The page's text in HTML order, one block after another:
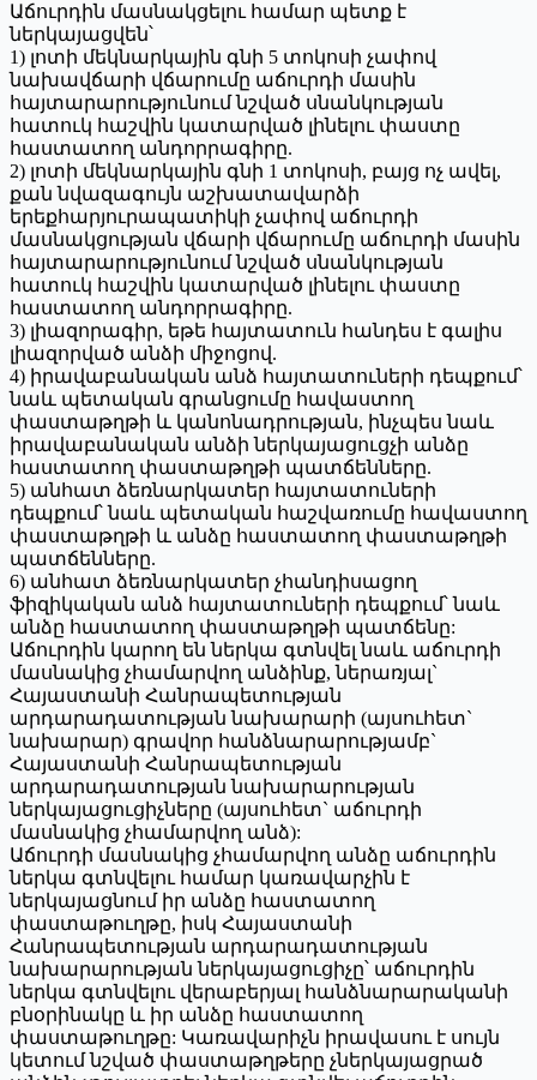
Աճուրդին մասնակցելու համար պետք է
ներկայացվեն՝
1) լոտի մեկնարկային գնի 5 տոկոսի չափով
նախավճարի վճարումը աճուրդի մասին
հայտարարությունում նշված սնանկության
հատուկ հաշվին կատարված լինելու փաստը
հաստատող անդորրագիրը.
2) լոտի մեկնարկային գնի 1 տոկոսի, բայց ոչ ավել,
քան նվազագույն աշխատավարձի
երեքհարյուրապատիկի չափով աճուրդի
մասնակցության վճարի վճարումը աճուրդի մասին
հայտարարությունում նշված սնանկության
հատուկ հաշվին կատարված լինելու փաստը
հաստատող անդորրագիրը.
3) լիազորագիր, եթե հայտատուն հանդես է գալիս
լիազորված անձի միջոցով.
4) իրավաբանական անձ հայտատուների դեպքում՝
նաև պետական գրանցումը հավաստող
փաստաթղթի և կանոնադրության, ինչպես նաև
իրավաբանական անձի ներկայացուցչի անձը
հաստատող փաստաթղթի պատճենները.
5) անհատ ձեռնարկատեր հայտատուների
դեպքում՝ նաև պետական հաշվառումը հավաստող
փաստաթղթի և անձը հաստատող փաստաթղթի
պատճենները.
6) անհատ ձեռնարկատեր չհանդիսացող
ֆիզիկական անձ հայտատուների դեպքում՝ նաև
անձը հաստատող փաստաթղթի պատճենը:
Աճուրդին կարող են ներկա գտնվել նաև աճուրդի
մասնակից չհամարվող անձինք, ներառյալ`
Հայաստանի Հանրապետության
արդարադատության նախարարի (այսուհետ`
նախարար) գրավոր հանձնարարությամբ`
Հայաստանի Հանրապետության
արդարադատության նախարարության
ներկայացուցիչները (այսուհետ` աճուրդի
մասնակից չհամարվող անձ):
Աճուրդի մասնակից չհամարվող անձը աճուրդին
ներկա գտնվելու համար կառավարչին է
ներկայացնում իր անձը հաստատող
փաստաթուղթը, իսկ Հայաստանի
Հանրապետության արդարադատության
նախարարության ներկայացուցիչը՝ աճուրդին
ներկա գտնվելու վերաբերյալ հանձնարարականի
բնօրինակը և իր անձը հաստատող
փաստաթուղթը: Կառավարիչն իրավասու է սույն
կետում նշված փաստաթղթերը չներկայացրած